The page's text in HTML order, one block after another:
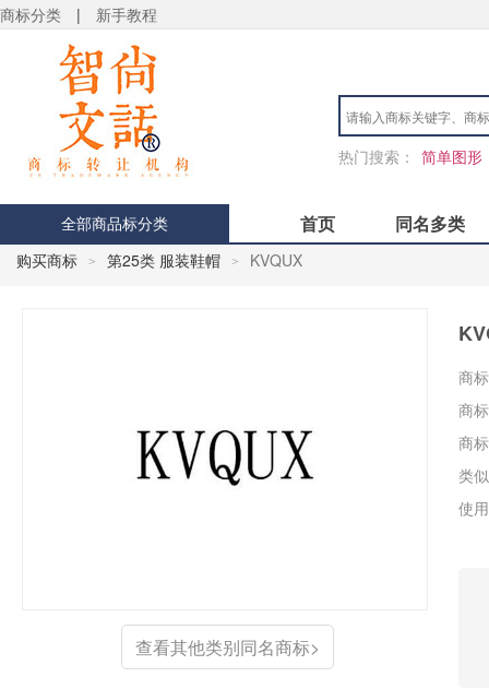
商标分类 | 新手教程
热门搜索： 简单图形
全部商品标分类 首页 同名多类
购买商标 > 第25类 服装鞋帽 > KVQUX
查看其他类别同名商标>
商
商
商
类
使